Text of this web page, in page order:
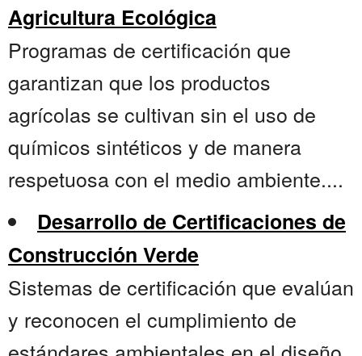
Agricultura Ecológica
Programas de certificación que
garantizan que los productos
agrícolas se cultivan sin el uso de
químicos sintéticos y de manera
respetuosa con el medio ambiente....
Desarrollo de Certificaciones de
Construcción Verde
Sistemas de certificación que evalúan
y reconocen el cumplimiento de